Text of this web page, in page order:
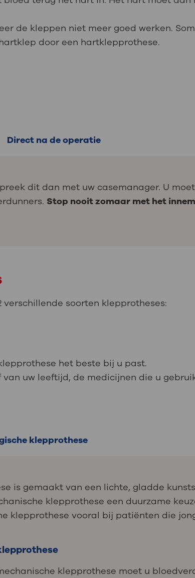
de kleppen niet meer goed werken.
door een hartklepprothese.
Direct na de operatie
dit dan met uw casemanager. U
Stop nooit zomaar met het
verschillende soorten klepprotheses:
het beste bij u past.
uw leeftijd, de medicijnen die u
klepprothese
is gemaakt van een lichte, gladde
klepprothese een duurzame
klepprothese vooral bij patiënten die
klepprothese moet u